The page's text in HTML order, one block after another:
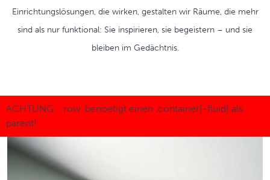
Einrichtungslösungen, die wirken, gestalten wir Räume, die mehr
sind als nur funktional: Sie inspirieren, sie begeistern – und sie
bleiben im Gedächtnis.